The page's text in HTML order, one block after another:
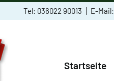
Tel: 036022 90013 E-Mail:
Startseite